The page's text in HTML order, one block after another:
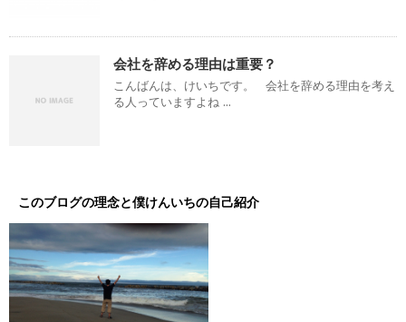
会社を辞める理由は重要？
こんばんは、けいちです。 会社を辞める理由を考え
る人っていますよね ...
このブログの理念と僕けんいちの自己紹介